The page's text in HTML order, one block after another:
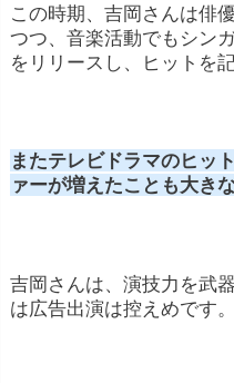
この時期、吉岡さんは俳
つつ、音楽活動でもシン
をリリースし、ヒットを
またテレビドラマのヒッ
ァーが増えたことも大き
吉岡さんは、演技力を武
は広告出演は控えめです。